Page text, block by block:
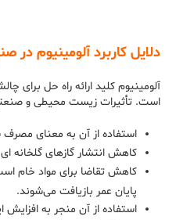
دلایل کاربرد آلومینیوم در
آلومینیوم کلید ارائه راه حل
است. تأثیرات زیست محیطی و
استفاده از آن به معنای
کاهش انتشار گازهای گلخانه ای
کاهش تقاضا برای مواد خام
پایان عمر بازیافت می‌شوند.
استفاده از آن منجر به